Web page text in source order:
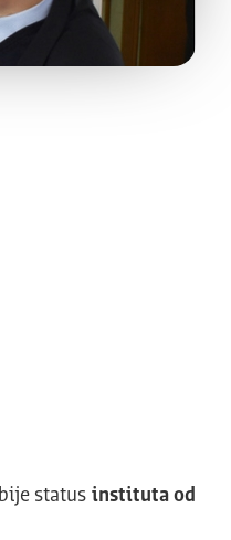
status instituta od